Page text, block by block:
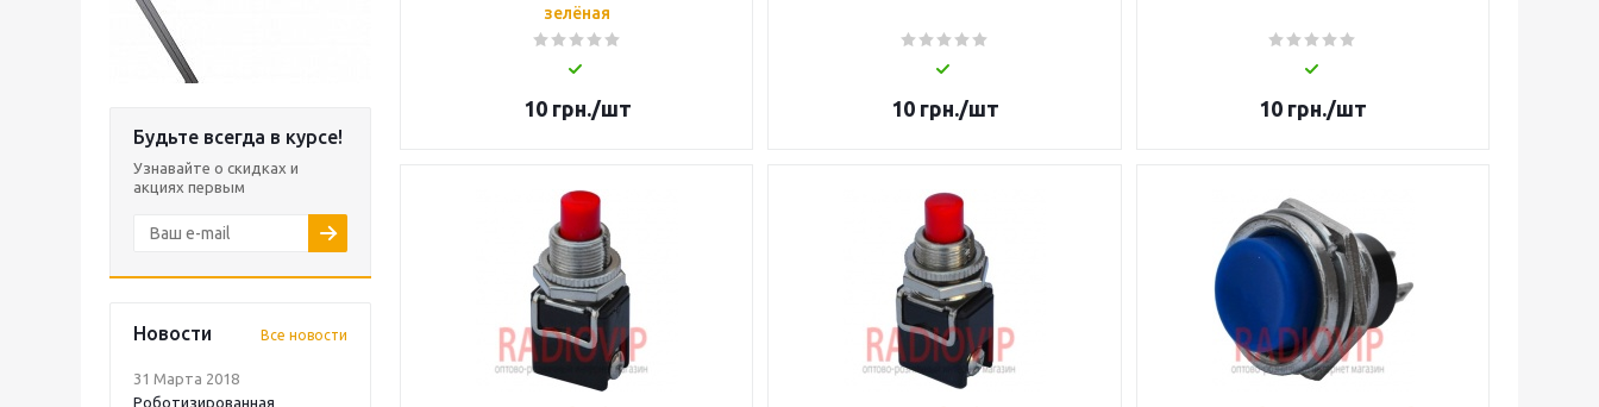
Будьте всегда в курсе!
Узнавайте о скидках и
акциях первым
Новости Все новости
31 Марта 2018
Роботизированная
зелёная
10грн./шт 10грн./шт 10 грн./шт